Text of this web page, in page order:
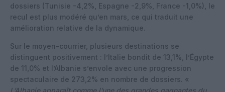
dossiers (Tunisie -4,2%, Espagne -2,9%, France -1,0%), le
recul est plus modéré qu’en mars, ce qui traduit une
amélioration relative de la dynamique.
Sur le moyen-courrier, plusieurs destinations se
distinguent positivement : l’Italie bondit de 13,1%, l’Égypte
de 11,0% et l’Albanie s’envole avec une progression
spectaculaire de 273,2% en nombre de dossiers. «
L’Albanie apparaît comme l’une des grandes gagnantes du